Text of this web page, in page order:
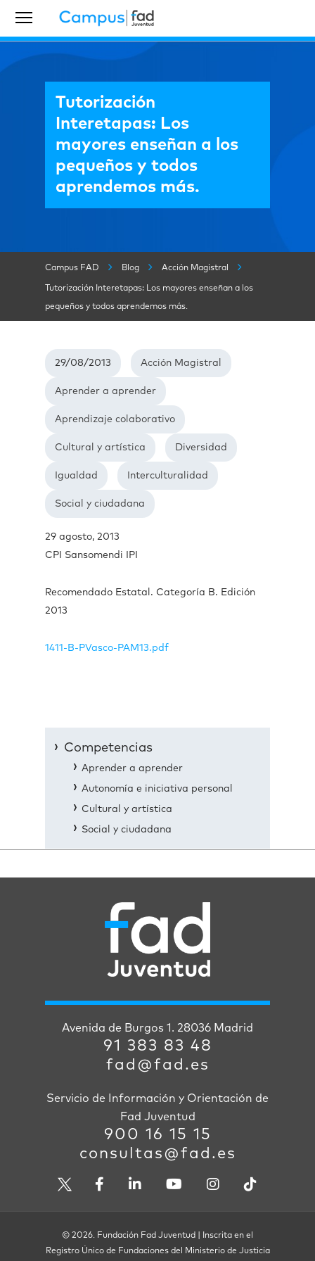
Tutorización
Interetapas: Los
mayores enseñan a los
pequeños y todos
aprendemos más.
Campus FAD Blog Acción Magistral
Tutorización Interetapas: Los mayores enseñan a los
pequeños y todos aprendemos más.
29/08/2013 Acción Magistral
Aprender a aprender
Aprendizaje colaborativo
Cultural y artística Diversidad
Igualdad Interculturalidad
Social y ciudadana
29 agosto, 2013
CPI Sansomendi IPI
Recomendado Estatal. Categoría B. Edición
2013
1411-B-PVasco-PAM13.pdf
Competencias
Aprender a aprender
Autonomía e iniciativa personal
Cultural y artística
Social y ciudadana
Avenida de Burgos 1. 28036 Madrid
91 383 83 48
fad@fad.es
Servicio de Información y Orientación de
Fad Juventud
900 16 15 15
consultas@fad.es
© 2026. Fundación Fad Juventud | Inscrita en el
Registro Único de Fundaciones del Ministerio de Justicia